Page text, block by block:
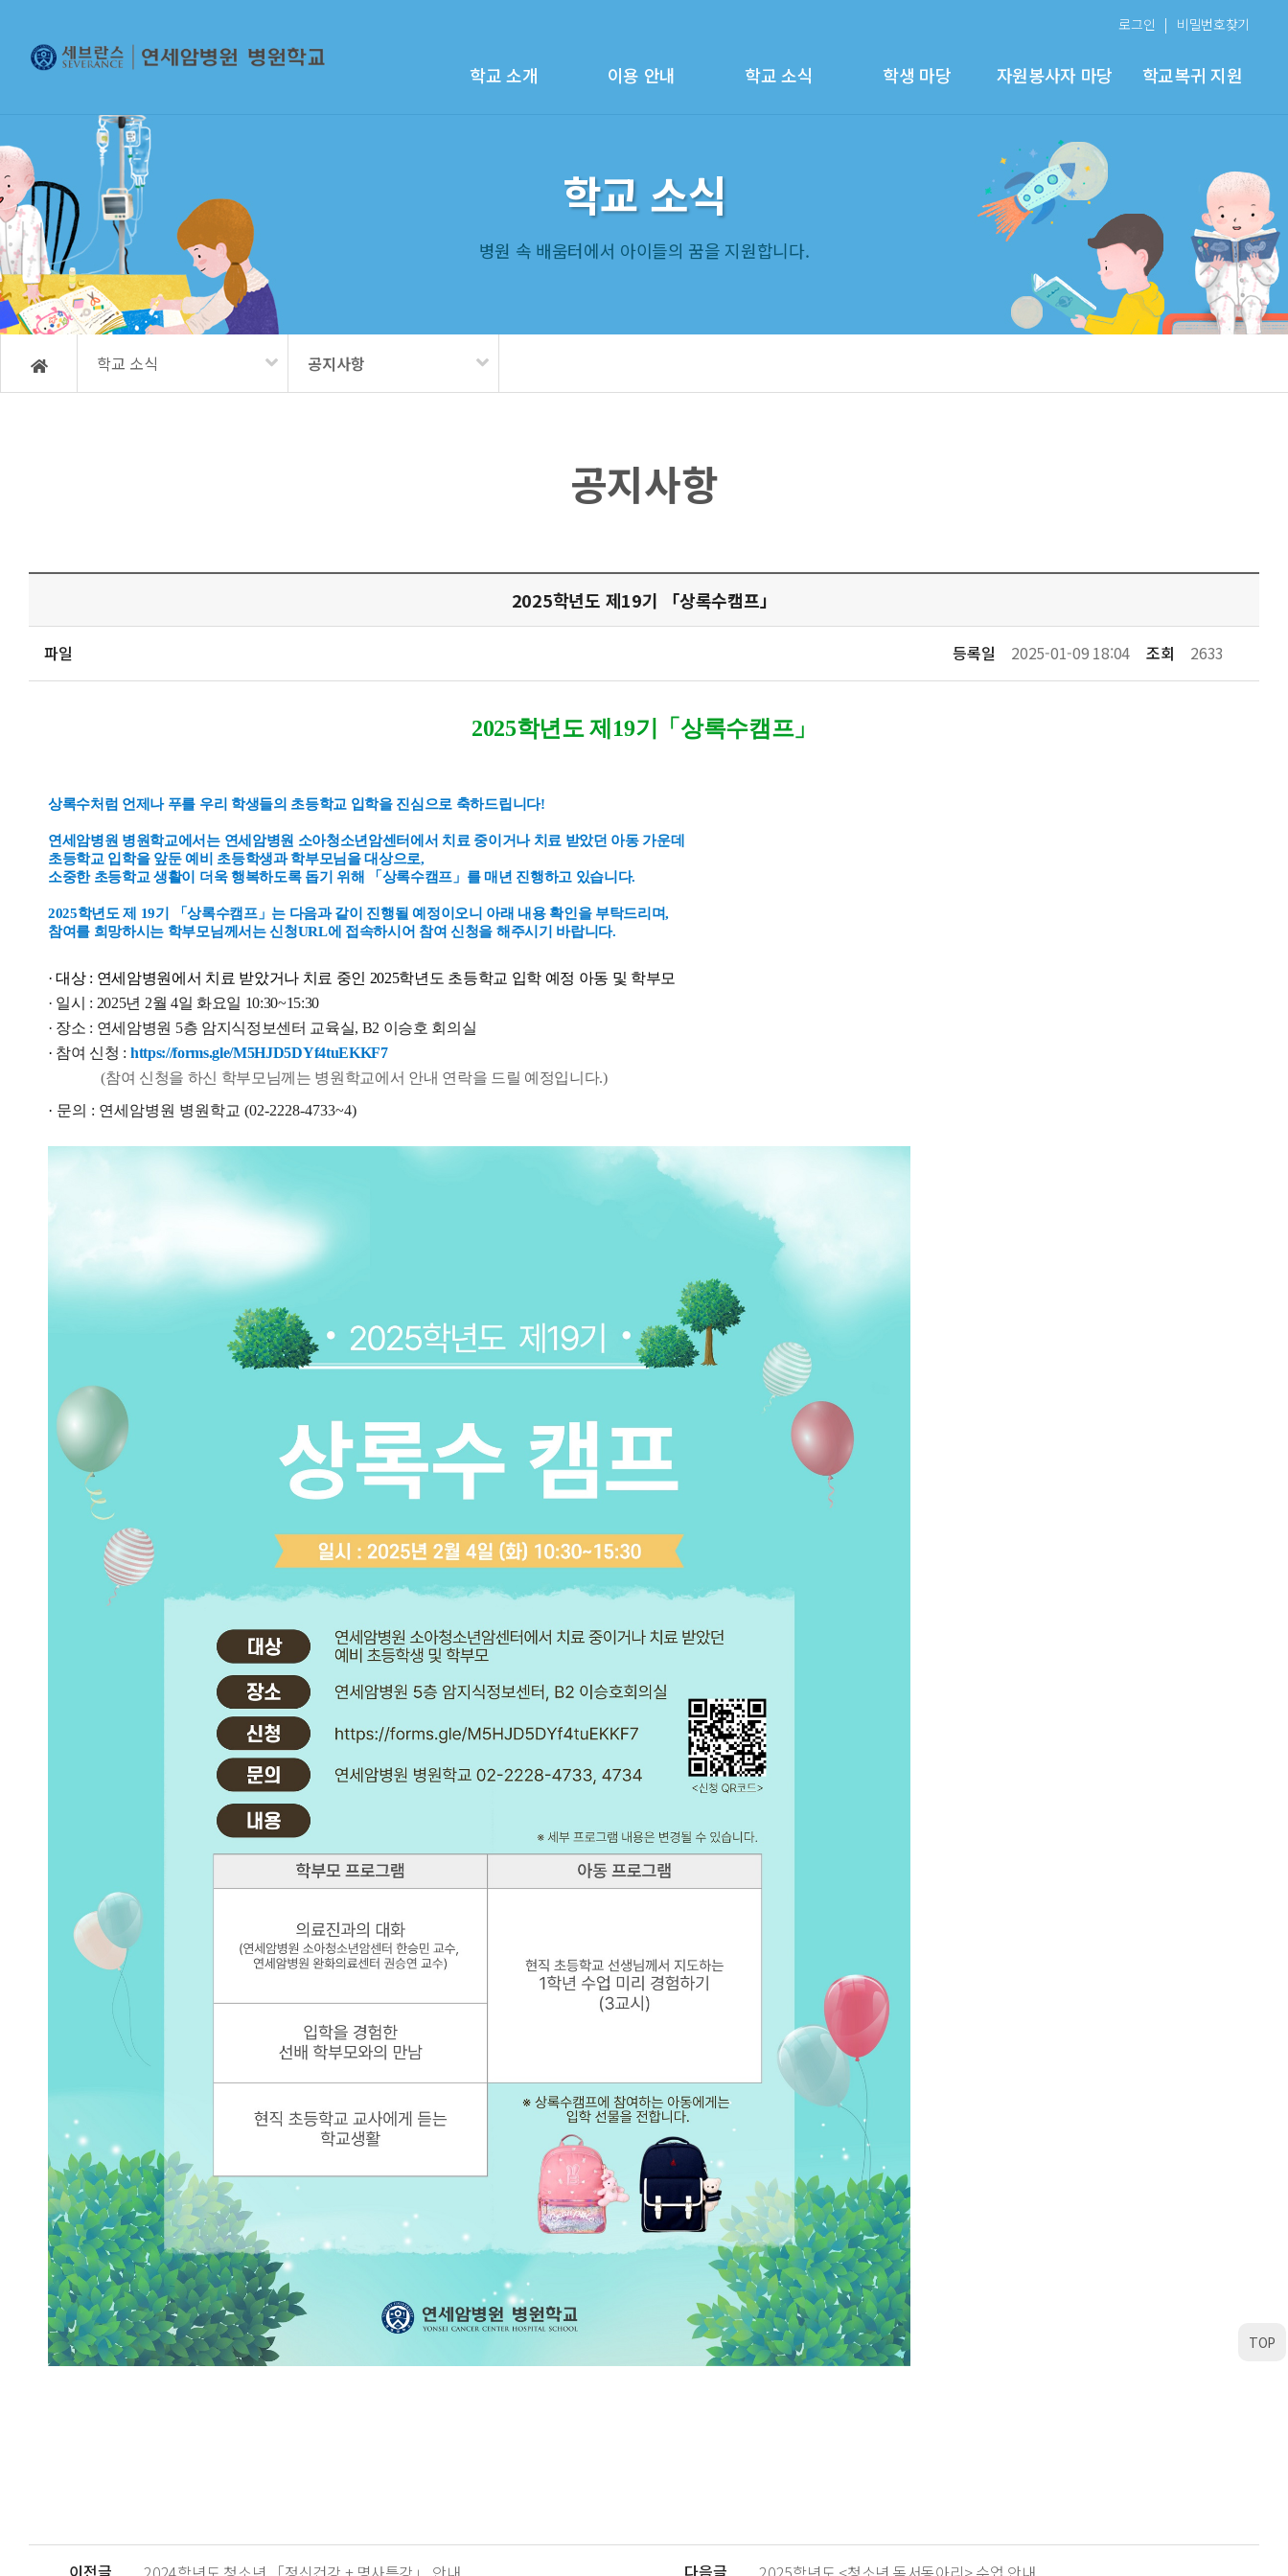
로그인 비밀번호찾기
학교 소개 이용 안내 학교 소식 학생 마당 자원봉사자 마당 학교복귀 지원
학교 소식
병원 속 배움터에서 아이들의 꿈을 지원합니다.
학교 소식 공지사항
공지사항
2025학년도 제19기 「상록수캠프」
파일 등록일 2025-01-09 18:04 조회 2633
2025학년도 제19기「상록수캠프」
상록수처럼 언제나 푸를 우리 학생들의 초등학교 입학을 진심으로 축하드립니다!
연세암병원 병원학교에서는 연세암병원 소아청소년암센터에서 치료 중이거나 치료 받았던 아동 가운데
초등학교 입학을 앞둔 예비 초등학생과 학부모님을 대상으로,
소중한 초등학교 생활이 더욱 행복하도록 돕기 위해 「상록수캠프」를 매년 진행하고 있습니다.
2025학년도 제 19기 「상록수캠프」는다음과 같이 진행될 예정이오니 아래 내용 확인을 부탁드리며,
참여를 희망하시는 학부모님께서는 신청URL에 접속하시어 참여 신청을 해주시기 바랍니다.
· 대상 : 연세암병원에서 치료 받았거나 치료 중인 2025학년도 초등학교 입학 예정 아동 및 학부모
· 일시 : 2025년 2월 4일 화요일 10:30~15:30
· 장소 : 연세암병원 5층 암지식정보센터 교육실, B2 이승호 회의실
· 참여 신청 : https://forms.gle/M5HJD5DYf4tuEKKF7
(참여 신청을 하신 학부모님께는 병원학교에서 안내 연락을 드릴 예정입니다.)
· 문의 : 연세암병원 병원학교 (02-2228-4733~4)
TOP